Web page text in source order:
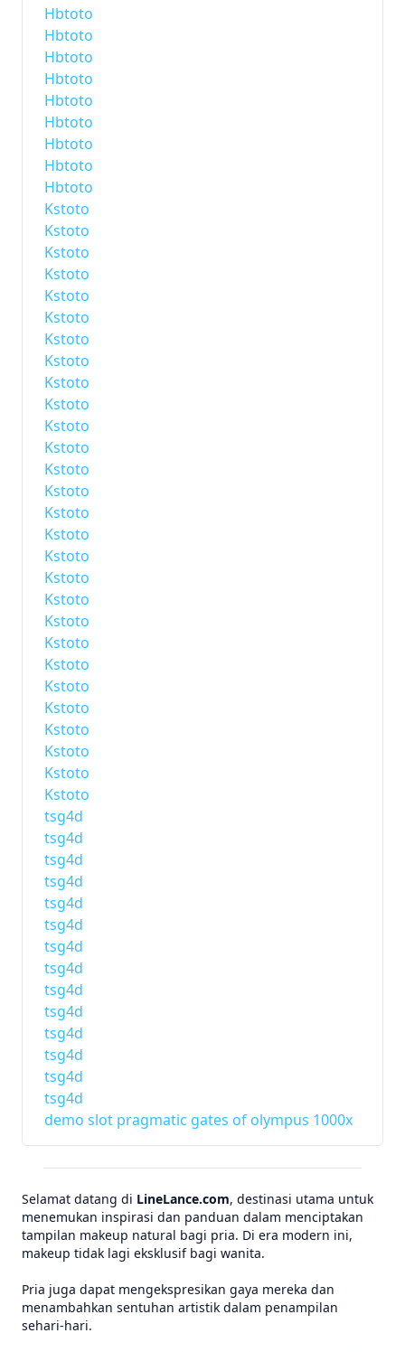
Hbtoto
Hbtoto
Hbtoto
Hbtoto
Hbtoto
Hbtoto
Hbtoto
Hbtoto
Hbtoto
Kstoto
Kstoto
Kstoto
Kstoto
Kstoto
Kstoto
Kstoto
Kstoto
Kstoto
Kstoto
Kstoto
Kstoto
Kstoto
Kstoto
Kstoto
Kstoto
Kstoto
Kstoto
Kstoto
Kstoto
Kstoto
Kstoto
Kstoto
Kstoto
Kstoto
Kstoto
Kstoto
Kstoto
tsg4d
tsg4d
tsg4d
tsg4d
tsg4d
tsg4d
tsg4d
tsg4d
tsg4d
tsg4d
tsg4d
tsg4d
tsg4d
tsg4d
demo slot pragmatic gates of olympus 1000x
Selamat datang di LineLance.com, destinasi utama untuk
menemukan inspirasi dan panduan dalam menciptakan
tampilan makeup natural bagi pria. Di era modern ini,
makeup tidak lagi eksklusif bagi wanita.
Pria juga dapat mengekspresikan gaya mereka dan
menambahkan sentuhan artistik dalam penampilan
sehari-hari.